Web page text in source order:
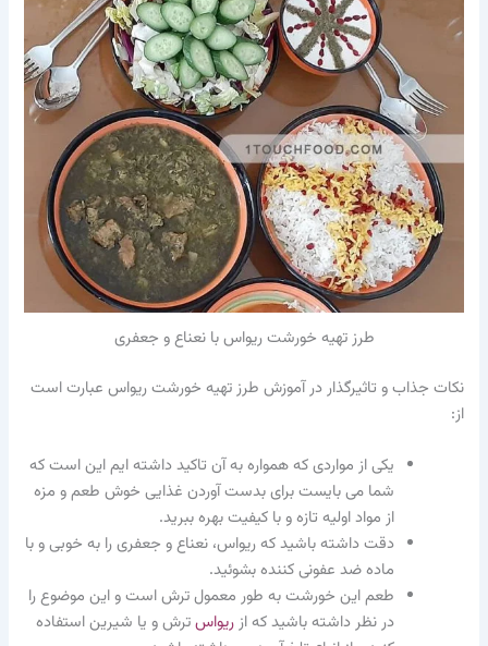
طرز تهیه خورشت ریواس با نعناع و جعفری
نکات جذاب و تاثیرگذار در آموزش طرز تهیه خورشت ریواس عبارت است
از:
یکی از مواردی که همواره به آن تاکید داشته ایم این است که
شما می بایست برای بدست آوردن غذایی خوش طعم و مزه
از مواد اولیه تازه و با کیفیت بهره ببرید.
دقت داشته باشید که ریواس، نعناع و جعفری را به خوبی و با
ماده ضد عفونی کننده بشوئید.
طعم این خورشت به طور معمول ترش است و این موضوع را
در نظر داشته باشید که ازریواسترش و یا شیرین استفاده